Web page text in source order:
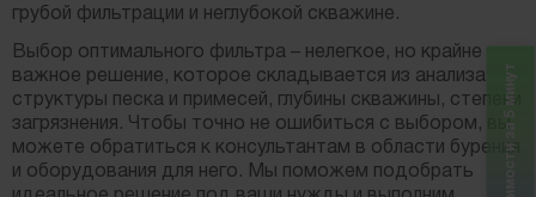
грубой фильтрации и неглубокой скважине.
Выбор оптимального фильтра – нелегкое, но крайне
важное решение, которое складывается из анализа
структуры песка и примесей, глубины скважины, степени
загрязнения. Чтобы точно не ошибиться с выбором, вы
можете обратиться к консультантам в области бурения
и оборудования для него. Мы поможем подобрать